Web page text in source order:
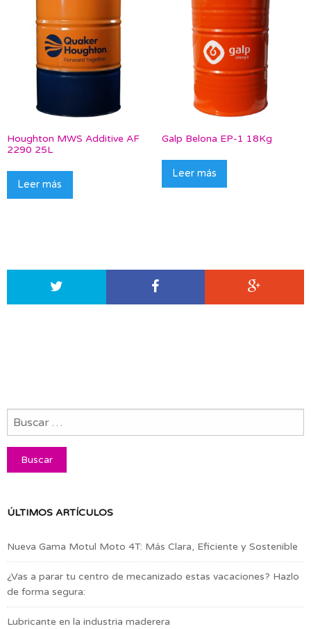
Houghton MWS Additive AF
2290 25L
Leer más
Galp Belona EP-1 18Kg
Leer más
ÚLTIMOS ARTÍCULOS
Nueva Gama Motul Moto 4T: Más Clara, Eficiente y Sostenible
¿Vas a parar tu centro de mecanizado estas vacaciones? Hazlo
de forma segura:
Lubricante en la industria maderera